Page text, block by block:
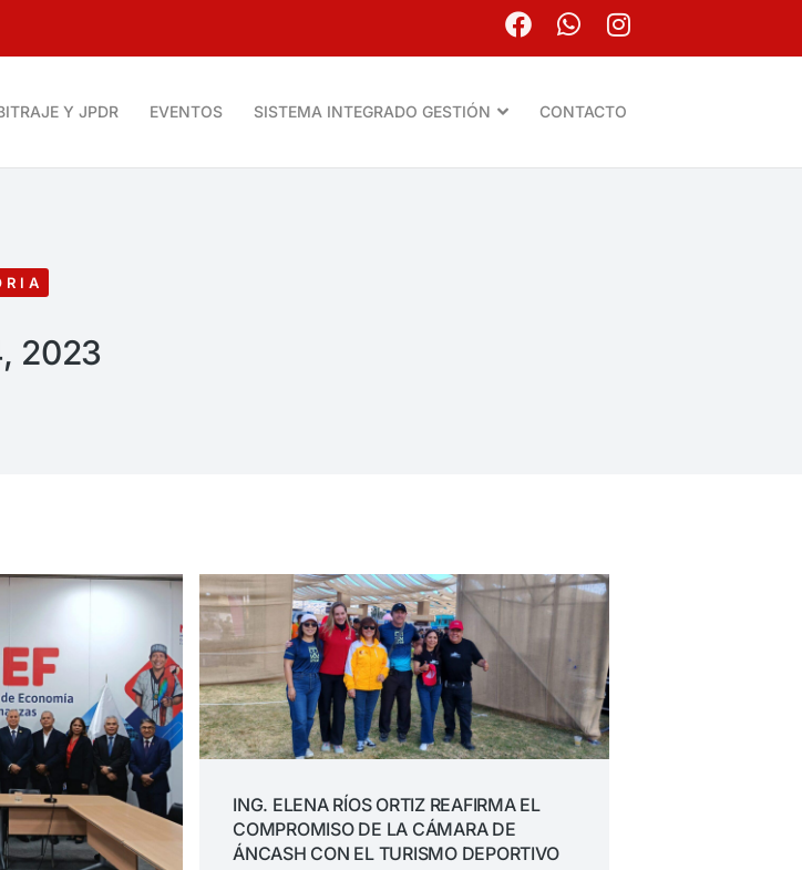
Y JPDR EVENTOS SISTEMA INTEGRADO GESTIÓN CONTACTO
2023
ING. ELENA RÍOS ORTIZ REAFIRMA EL
COMPROMISO DE LA CÁMARA DE
ÁNCASH CON EL TURISMO DEPORTIVO